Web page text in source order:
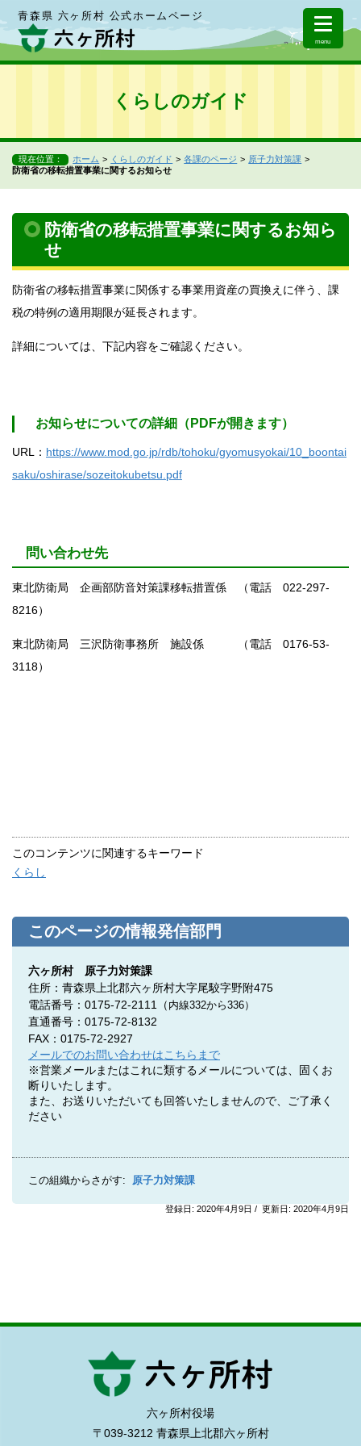
青森県 六ヶ所村 公式ホームページ
menu
くらしのガイド
現在位置： ホーム くらしのガイド 各課のページ
原子力対策課
防衛省の移転措置事業に関するお知らせ
防衛省の移転措置事業に関するお知ら
せ
防衛省の移転措置事業に関係する事業用資産の買換えに伴う、課
税の特例の適用期限が延長されます。
詳細については、下記内容をご確認ください。
お知らせについての詳細（PDFが開きます）
URL： https://www.mod.go.jp/rdb/tohoku/gyomusyokai/10_boontai
saku/oshirase/sozeitokubetsu.pdf
問い合わせ先
東北防衛局 企画部防音対策課移転措置係 （電話 022-297-
8216）
東北防衛局 三沢防衛事務所 施設係 （電話 0176-53-
3118）
このコンテンツに関連するキーワード
くらし
このページの情報発信部門
六ヶ所村 原子力対策課
住所：青森県上北郡六ヶ所村大字尾駮字野附475
電話番号：0175-72-2111
（ 内線332から336）
直通番号： 0175-72-8132
FAX：0175-72-2927
メールでのお問い合わせはこちらまで
※営業メールまたはこれに類するメールについては、固くお
断りいたします。
また、お送りいただいても回答いたしませんので、ご了承く
ださい
この組織からさがす: 原子力対策課
登録日: 2020年4月9日 / 更新日: 2020年4月9日
六ヶ所村役場
〒039-3212 青森県上北郡六ヶ所村